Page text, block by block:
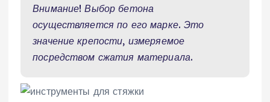
Внимание! Выбор бетона
осуществляется по его марке. Это
значение крепости, измеряемое
посредством сжатия материала.